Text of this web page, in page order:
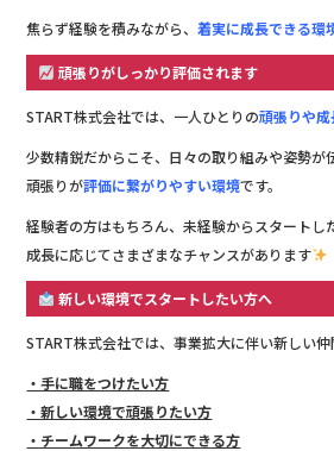
焦らず経験を積みながら、着実に成長できる環
頑張りがしっかり評価されます
START株式会社では、一人ひとりの頑張りや成
少数精鋭だからこそ、日々の取り組みや姿勢が
頑張りが評価に繋がりやすい環境です。
経験者の方はもちろん、未経験からスタートし
成長に応じてさまざまなチャンスがあります
新しい環境でスタートしたい方へ
START株式会社では、事業拡大に伴い新しい仲
・手に職をつけたい方
・新しい環境で頑張りたい方
・チームワークを大切にできる方